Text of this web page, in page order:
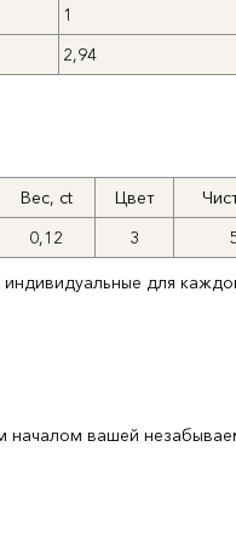
1
2,94
Вес, ct Цвет
0,12 3
для
началом вашей